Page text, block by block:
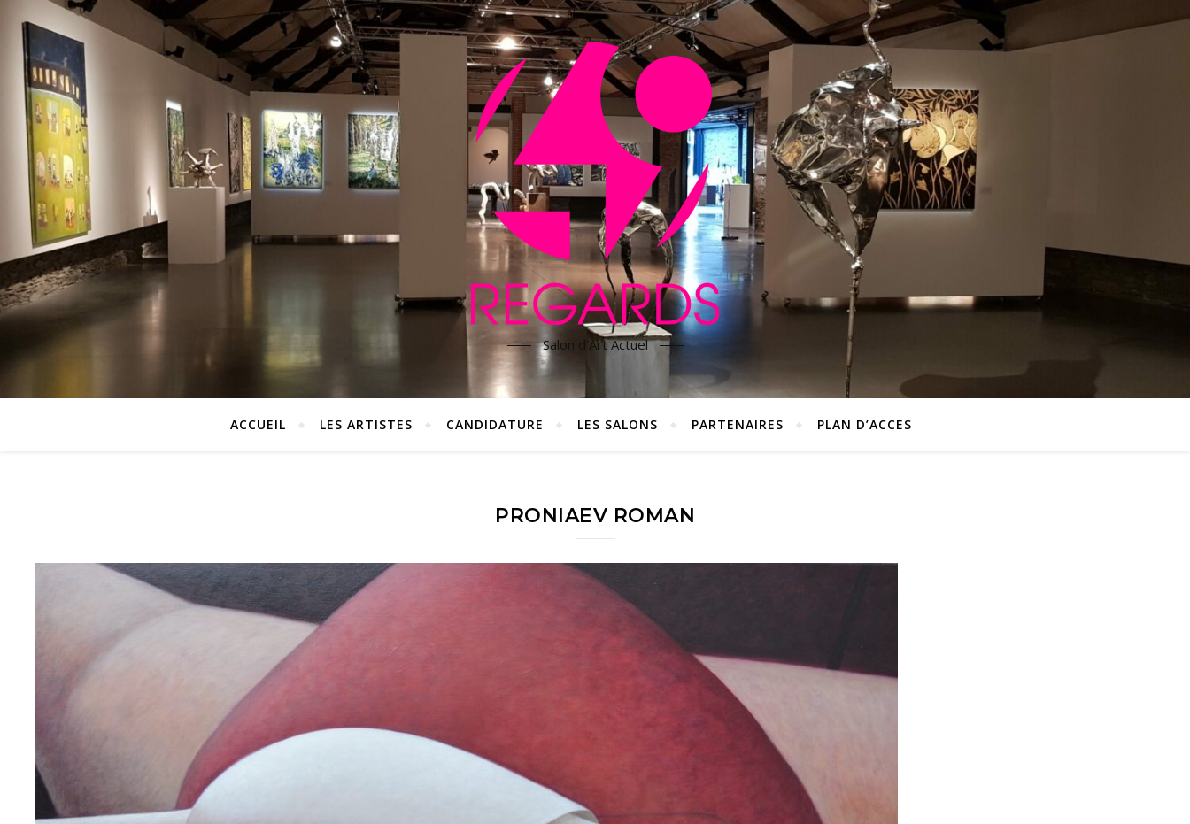
Salon d'Art Actuel
ACCUEIL LES ARTISTES CANDIDATURE LES SALONS PARTENAIRES PLAN D’ACCES
PRONIAEV ROMAN